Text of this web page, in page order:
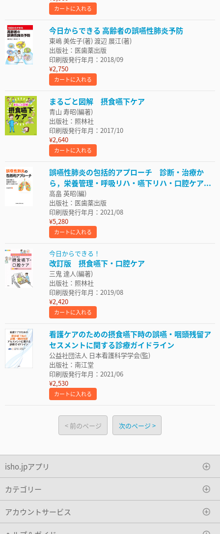
カートに入れる
今日からできる 高齢者の誤嚥性肺炎予防
東嶋 美佐子(著) 渡辺 展江(著)
出版社：医歯薬出版
印刷版発行年月：2018/09
¥2,750
カートに入れる
まるごと図解 摂食嚥下ケア
青山 寿昭(編著)
出版社：照林社
印刷版発行年月：2017/10
¥2,640
カートに入れる
誤嚥性肺炎の包括的アプローチ 診断・治療か
ら，栄養管理・呼吸リハ・嚥下リハ・口腔ケア...
高畠 英昭(編)
出版社：医歯薬出版
印刷版発行年月：2021/08
¥5,280
カートに入れる
今日からできる！
改訂版 摂食嚥下・口腔ケア
三鬼 達人(編著)
出版社：照林社
印刷版発行年月：2019/08
¥2,420
カートに入れる
看護ケアのための摂食嚥下時の誤嚥・咽頭残留ア
セスメントに関する診療ガイドライン
公益社団法人 日本看護科学学会(監)
出版社：南江堂
印刷版発行年月：2021/06
¥2,530
カートに入れる
前のページ 次のページ
isho.jpアプリ
カテゴリー
アカウントサービス